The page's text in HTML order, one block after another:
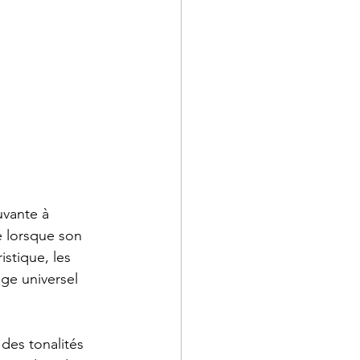
à
lorsque son
les
universel
tonalités